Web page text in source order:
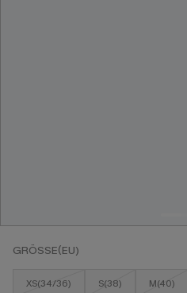
GRÖSSE(EU)
XS(34/36) S(38) M(40)